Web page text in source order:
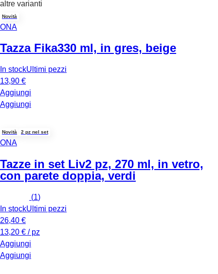
altre varianti
Novità
ONA
Tazza Fika330 ml, in gres, beige
In stockUltimi pezzi
13,90 €
Aggiungi
Aggiungi
Novità 2 pz nel set
ONA
Tazze in set Liv2 pz, 270 ml, in vetro,
con parete doppia, verdi
(1)
In stockUltimi pezzi
26,40 €
13,20 € / pz
Aggiungi
Aggiungi